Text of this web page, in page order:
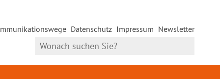
Datenschutz Impressum Newsletter